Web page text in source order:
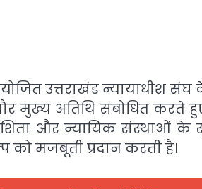
उत्तराखंड न्यायाधीश
मुख्य अतिथि संबोधित करते
और न्यायिक संस्थाओं के
मजबूती प्रदान करती है।